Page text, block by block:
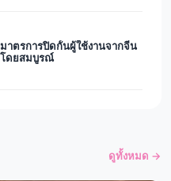
ตรการปิดกั้นผู้ใช้งานจากจีน
โดยสมบูรณ์
ดูทั้งหมด →